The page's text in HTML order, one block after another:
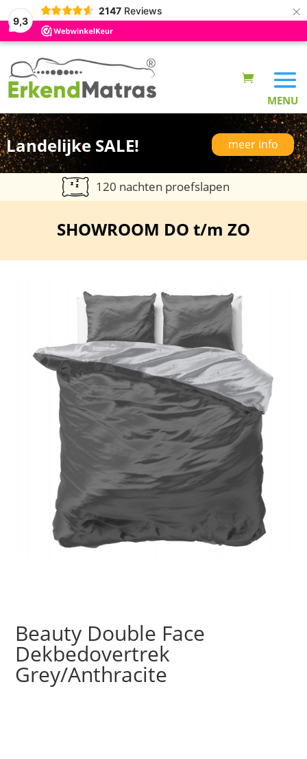
9,3
2147 Reviews ×
Landelijke SALE! meer info
120 nachten proefslapen
SHOWROOM DO t/m ZO
Beauty Double Face
Dekbedovertrek
Grey/Anthracite